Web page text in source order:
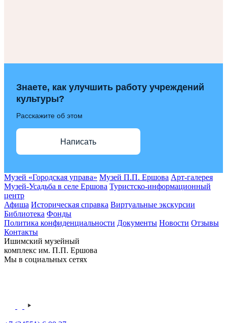
Знаете, как улучшить работу учреждений
культуры?
Расскажите об этом
Написать
Музей «Городская управа» Музей П.П. Ершова Арт-галерея
Музей-Усадьба в селе Ершова Туристско-информационный
центр
Афиша Историческая справка Виртуальные экскурсии
Библиотека Фонды
Политика конфиденциальности Документы Новости Отзывы
Контакты
Ишимский музейный
комплекс им. П.П. Ершова
Мы в социальных сетях